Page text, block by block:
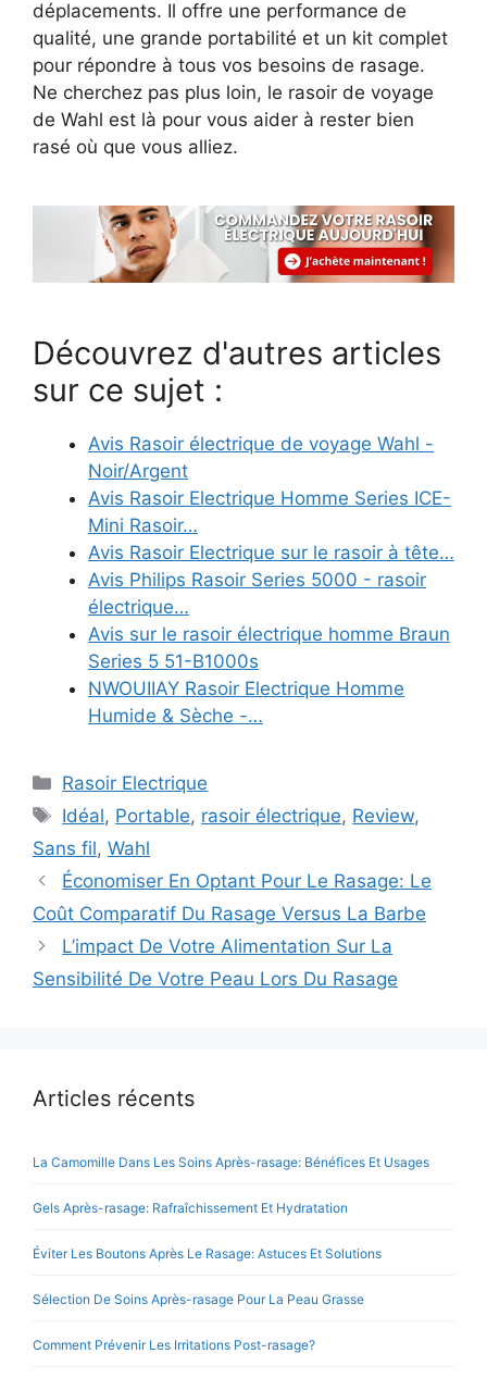
déplacements. Il offre une performance de
qualité, une grande portabilité et un kit complet
pour répondre à tous vos besoins de rasage.
Ne cherchez pas plus loin, le rasoir de voyage
de Wahl est là pour vous aider à rester bien
rasé où que vous alliez.
Découvrez d'autres articles
sur ce sujet :
Avis Rasoir électrique de voyage Wahl -
Noir/Argent
Avis Rasoir Electrique Homme Series ICE-
Mini Rasoir…
Avis Rasoir Electrique sur le rasoir à tête…
Avis Philips Rasoir Series 5000 - rasoir
électrique…
Avis sur le rasoir électrique homme Braun
Series 5 51-B1000s
NWOUIIAY Rasoir Electrique Homme
Humide & Sèche -…
Catégories
Rasoir Electrique
Étiquettes
Idéal, Portable, rasoir électrique, Review,
Sans fil, Wahl
Économiser En Optant Pour Le Rasage: Le
Coût Comparatif Du Rasage Versus La Barbe
L’impact De Votre Alimentation Sur La
Sensibilité De Votre Peau Lors Du Rasage
Articles récents
La Camomille Dans Les Soins Après-rasage: Bénéfices Et Usages
Gels Après-rasage: Rafraîchissement Et Hydratation
Éviter Les Boutons Après Le Rasage: Astuces Et Solutions
Sélection De Soins Après-rasage Pour La Peau Grasse
Comment Prévenir Les Irritations Post-rasage?